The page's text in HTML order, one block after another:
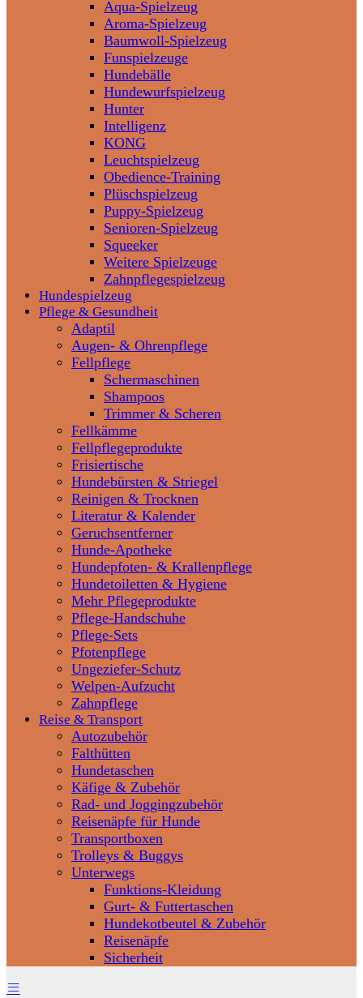
Aqua-Spielzeug
Aroma-Spielzeug
Baumwoll-Spielzeug
Funspielzeuge
Hundebälle
Hundewurfspielzeug
Hunter
Intelligenz
KONG
Leuchtspielzeug
Obedience-Training
Plüschspielzeug
Puppy-Spielzeug
Senioren-Spielzeug
Squeeker
Weitere Spielzeuge
Zahnpflegespielzeug
Hundespielzeug
Pflege & Gesundheit
Adaptil
Augen- & Ohrenpflege
Fellpflege
Schermaschinen
Shampoos
Trimmer & Scheren
Fellkämme
Fellpflegeprodukte
Frisiertische
Hundebürsten & Striegel
Reinigen & Trocknen
Literatur & Kalender
Geruchsentferner
Hunde-Apotheke
Hundepfoten- & Krallenpflege
Hundetoiletten & Hygiene
Mehr Pflegeprodukte
Pflege-Handschuhe
Pflege-Sets
Pfotenpflege
Ungeziefer-Schutz
Welpen-Aufzucht
Zahnpflege
Reise & Transport
Autozubehör
Falthütten
Hundetaschen
Käfige & Zubehör
Rad- und Joggingzubehör
Reisenäpfe für Hunde
Transportboxen
Trolleys & Buggys
Unterwegs
Funktions-Kleidung
Gurt- & Futtertaschen
Hundekotbeutel & Zubehör
Reisenäpfe
Sicherheit